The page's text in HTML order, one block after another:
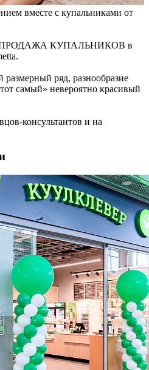
вместе с купальниками от
КУПАЛЬНИКОВ в
ряд, разнообразие
самый» невероятно красивый
консультантов и на